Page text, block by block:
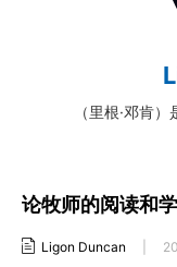
福音传讲与宣
西班牙语
越南语
韩语
阿尔巴尼亚语
（里根·邓肯
论牧师的阅读和
Ligon Duncan